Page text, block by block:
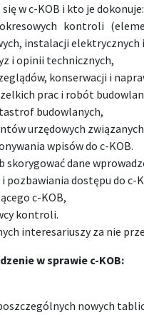
w c-KOB i kto je dokonuje:
kontroli
instalacji elektrycznych
i opinii technicznych,
konserwacji i
prac i robót
budowlanych,
urzędowych
wpisów do c-KOB.
skorygować dane
pozbawiania dostępu do c-
c-KOB,
kontroli.
interesariuszy za nie
w sprawie c-KOB:
nowych